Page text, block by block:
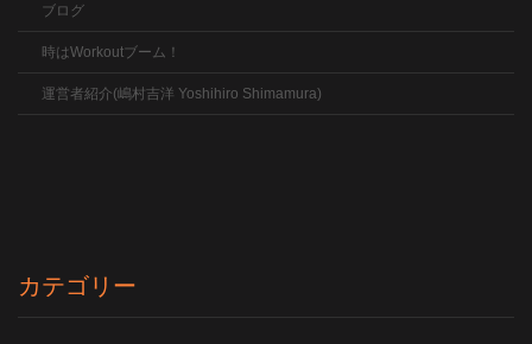
ブログ
時はWorkoutブーム！
運営者紹介(嶋村吉洋 Yoshihiro Shimamura)
カテゴリー